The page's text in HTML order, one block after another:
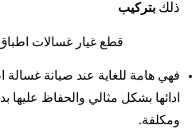
ذلك بتركيب
قطع غيار غسالات
فهي هامة للغاية عند صيانة
ادائها بشكل مثالي والحفاظ عليها
ومكلفة.